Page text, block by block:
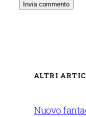
ALTRI
Nuovo